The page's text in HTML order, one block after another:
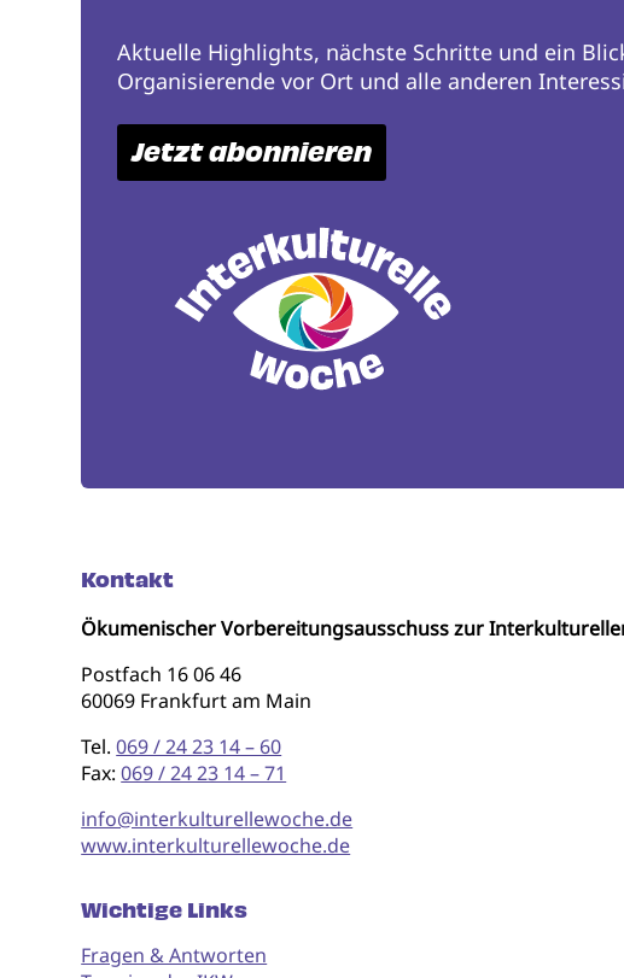
Aktuelle Highlights, nächste Schritte und ein
Organisierende vor Ort und alle anderen
Jetzt abonnieren
Kontakt
Ökumenischer Vorbereitungsausschuss zur
Postfach 16 06 46
60069 Frankfurt am Main
Tel.069 / 24 23 14 – 60
Fax:069 / 24 23 14 – 71
info@interkulturellewoche.de
www.interkulturellewoche.de
Wichtige Links
Fragen & Antworten